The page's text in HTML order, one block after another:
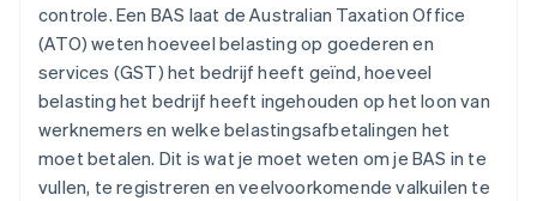
controle. Een BAS laat de Australian Taxation Office
(ATO) weten hoeveel belasting op goederen en
services (GST) het bedrijf heeft geïnd, hoeveel
belasting het bedrijf heeft ingehouden op het loon van
werknemers en welke belastingsafbetalingen het
moet betalen. Dit is wat je moet weten om je BAS in te
vullen, te registreren en veelvoorkomende valkuilen te